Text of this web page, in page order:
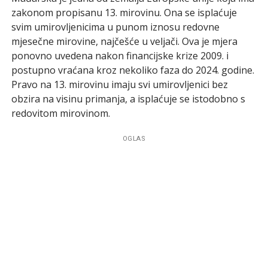
zakonom propisanu 13. mirovinu. Ona se isplaćuje
svim umirovljenicima u punom iznosu redovne
mjesečne mirovine, najčešće u veljači. Ova je mjera
ponovno uvedena nakon financijske krize 2009. i
postupno vraćana kroz nekoliko faza do 2024. godine.
Pravo na 13. mirovinu imaju svi umirovljenici bez
obzira na visinu primanja, a isplaćuje se istodobno s
redovitom mirovinom.
OGLAS